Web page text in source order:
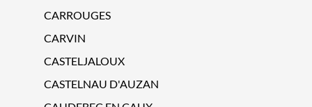
CARROUGES
CARVIN
CASTELJALOUX
CASTELNAU D'AUZAN